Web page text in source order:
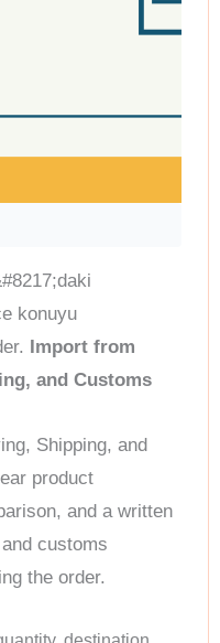
konuyu
Import from
and Customs
Shipping, and
product
and a written
customs
the order.